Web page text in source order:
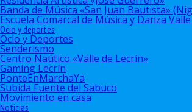
Banda de Música «San Juan Bautista»
Escuela Comarcal de Música y Danza
Ocio y deportes
Ocio y Deportes
Senderismo
Centro Naútico «Valle de Lecrín»
Gaming Lecrín
PonteEnMarchaYa
Subida Fuente del Sabuco
Movimiento en casa
Noticias